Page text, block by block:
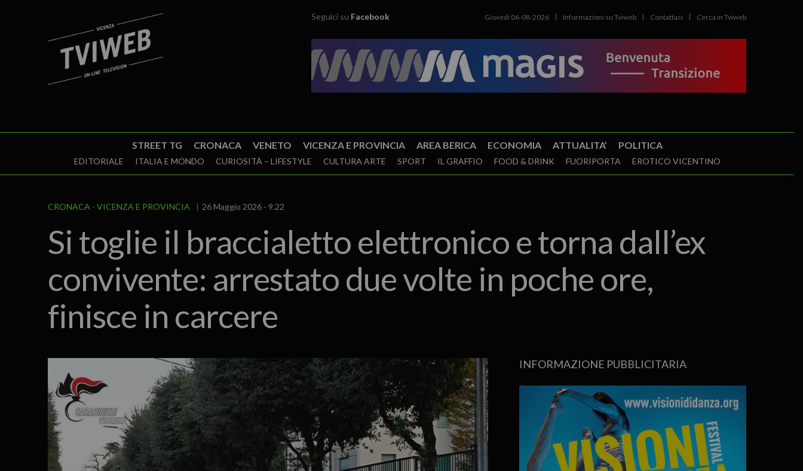
Seguici su Facebook Giovedì 06-08-2026 Informazioni su Tviweb Contattaci Cerca in Tviweb
STREET TG CRONACA VENETO VICENZA E PROVINCIA AREA BERICA ECONOMIA ATTUALITA’ POLITICA
EDITORIALE ITALIA E MONDO CURIOSITÀ – LIFESTYLE CULTURA ARTE SPORT IL GRAFFIO FOOD & DRINK FUORIPORTA EROTICO VICENTINO
CRONACA VICENZA E PROVINCIA 26 Maggio 2026 - 9.22
Si toglie il braccialetto elettronico e torna dall’ex
convivente: arrestato due volte in poche ore,
finisce in carcere
INFORMAZIONE PUBBLICITARIA